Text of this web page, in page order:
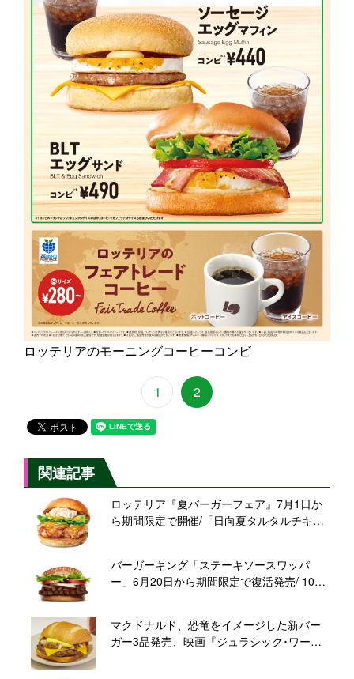
ロッテリアのモーニングコーヒーコンビ
1 2
関連記事
ロッテリア『夏バーガーフェア』7月1日か
ら期間限定で開催/「日向夏タルタルチキン
バーガーキング「ステーキソースワッパ
ー」6月20日から期間限定で復活発売/ 100%
マクドナルド、恐竜をイメージした新バー
ガー3品発売、映画『ジュラシック･ワール